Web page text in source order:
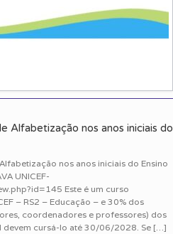
Alfabetização nos anos iniciais do
nos anos iniciais do Ensino
UNICEF-
Este é um curso
– RS2 – Educação – e 30% dos
coordenadores e professores) dos
devem cursá-lo até 30/06/2028. Se […]